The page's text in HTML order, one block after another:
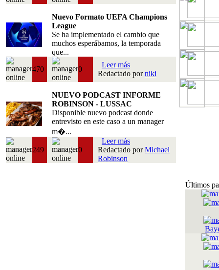
Nuevo Formato UEFA Champions
League
Se ha implementado el cambio que
muchos esperábamos, la temporada
que...
470 0
Leer más
Redactado porniki
NUEVO PODCAST INFORME
ROBINSON - LUSSAC
Disponible nuevo podcast donde
entrevisto en este caso a un manager
m�...
249 0
Leer más
Redactado porMichael
Robinson
Últimos